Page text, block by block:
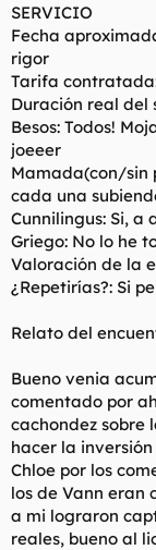
SERVICIO
Fecha
rigor
Tarifa
Duración real del
Besos: Todos!
joeeer
Mamada(con/sin
cada una
Cunnilingus: Si, a
Griego: No lo he
Valoración de la
¿Repetirías?: Si
Relato del
Bueno venia
comentado por
cachondez sobre
hacer la
Chloe por los
los de Vann eran
a mi lograron
reales, bueno al